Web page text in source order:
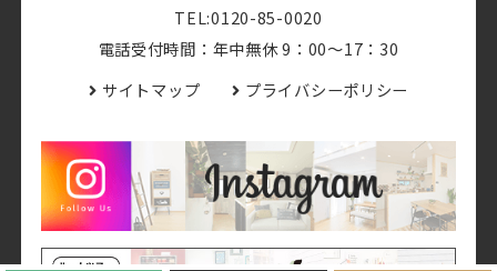
TEL:0120-85-0020
電話受付時間：年中無休 9：00～17：30
サイトマップ
プライバシーポリシー